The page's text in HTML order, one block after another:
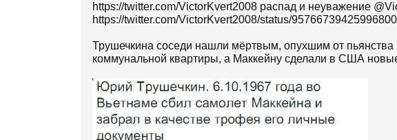
https://twitter.com/VictorKvert2008 распад и неуважение‏ @VictorKvert2008
https://twitter.com/VictorKvert2008/status/
Трушечкина соседи нашли мёртвым, опухшим от пьянства
коммунальной квартиры, а Маккейну сделали в США